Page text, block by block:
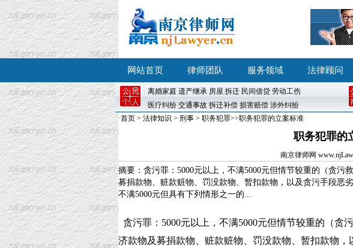
网站首页 律师团队 服务领域 法律顾问
离婚家庭 遗产继承 房屋.拆迁 民间借贷 劳动工伤
医疗纠纷 交通事故 拆迁补偿 损害赔偿 涉外纠纷
·首页 > 法律知识 > 刑事 > 职务犯罪>>职务犯罪的立案标准
职务犯罪的
南京律师网
摘要：贪污罪：5000元以上，不满5000元但情节较重的（贪
募捐款物、赃款赃物、罚没款物、暂扣款物，以及贪污手段恶
不满5000元但具有下列情形之一的...
贪污罪：5000元以上，不满5000元但情节较重的（贪
济款物及募捐款物、赃款赃物、罚没款物、暂扣款物